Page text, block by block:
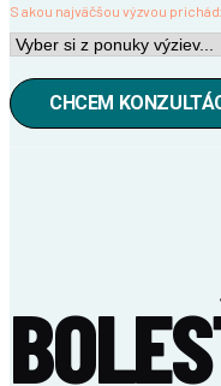
S akou najväčšou výzvou